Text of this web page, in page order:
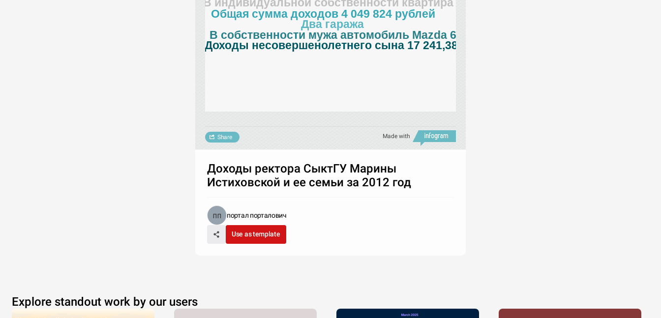
Общая сумма доходов 4 049 824 рублей
Два гаража
В собственности мужа автомобиль Mazda 6
Доходы несовершенолетнего сына 17 241,38
Made with
Share
Доходы ректора СыктГУ Марины
Истиховской и ее семьи за 2012 год
портал порталович
Use as template
Explore standout work by our users